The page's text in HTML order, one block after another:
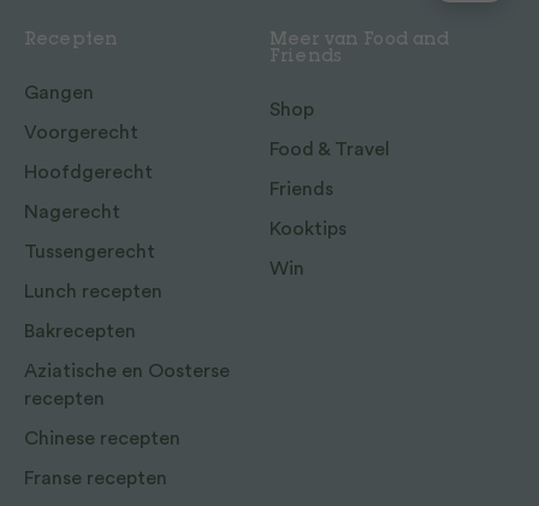
Recepten
Gangen
Voorgerecht
Hoofdgerecht
Nagerecht
Tussengerecht
Lunch recepten
Bakrecepten
Aziatische en Oosterse
recepten
Chinese recepten
Franse recepten
Meer van Food and
Friends
Shop
Food & Travel
Friends
Kooktips
Win